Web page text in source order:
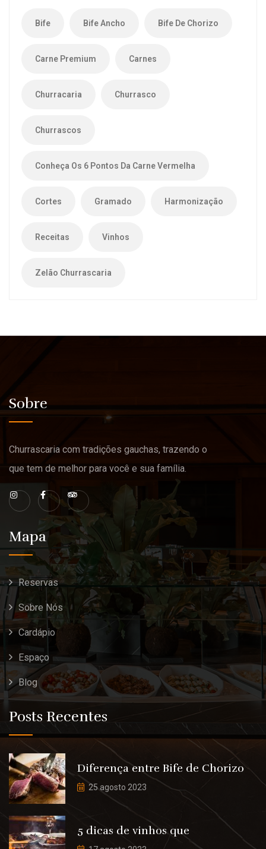
Bife Bife Ancho Bife De Chorizo
Carne Premium Carnes
Churracaria Churrasco
Churrascos
Conheça Os 6 Pontos Da Carne Vermelha
Cortes Gramado Harmonização
Receitas Vinhos
Zelão Churrascaria
Sobre
Churrascaria com tradições gauchas, trazendo o
que tem de melhor para você e sua família.
Mapa
Reservas
Sobre Nós
Cardápio
Espaço
Blog
Posts Recentes
Diferença entre Bife de Chorizo
25 agosto 2023
5 dicas de vinhos que